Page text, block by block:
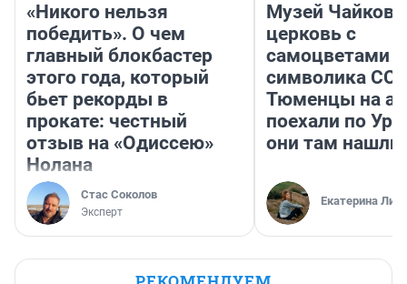
«Никого нельзя
победить». О чем
главный блокбастер
этого года, который
бьет рекорды в
прокате: честный
отзыв на «Одиссею»
Нолана
Стас Соколов
Эксперт
Музей
церковь с
самоцветами
символика
Тюменцы на
поехали по
они там нашли
Екатерина